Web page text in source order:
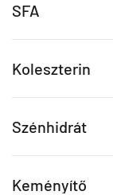
SFA
Koleszterin
Szénhidrát
Keményítő